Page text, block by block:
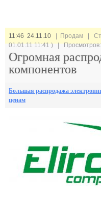
11:46 24.11.10 | Продам |
01.01.11 11:41 ) |
Огромная
компонентов
Большая распродажа
ценам